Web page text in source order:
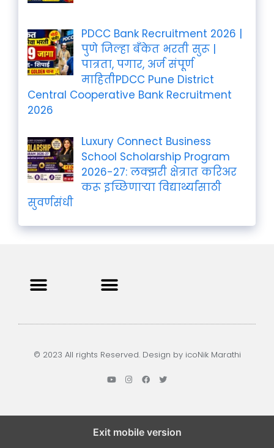
PDCC Bank Recruitment 2026 |
पुणे जिल्हा बँकेत भरती सुरू |
पात्रता, पगार, अर्ज संपूर्ण
माहितीPDCC Pune District
Central Cooperative Bank Recruitment
2026
Luxury Connect Business
School Scholarship Program
2026-27: लक्झरी क्षेत्रात करिअर
करू इच्छिणाऱ्या विद्यार्थ्यांसाठी
सुवर्णसंधी
© 2023 All rights Reserved. Design by icoNik Marathi
Exit mobile version